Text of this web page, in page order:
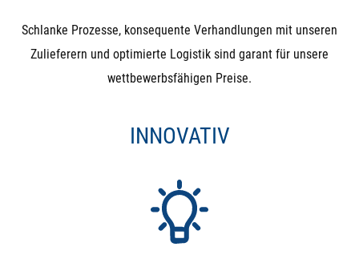
Schlanke Prozesse, konsequente Verhandlungen mit unseren
Zulieferern und optimierte Logistik sind garant für unsere
wettbewerbsfähigen Preise.
INNOVATIV